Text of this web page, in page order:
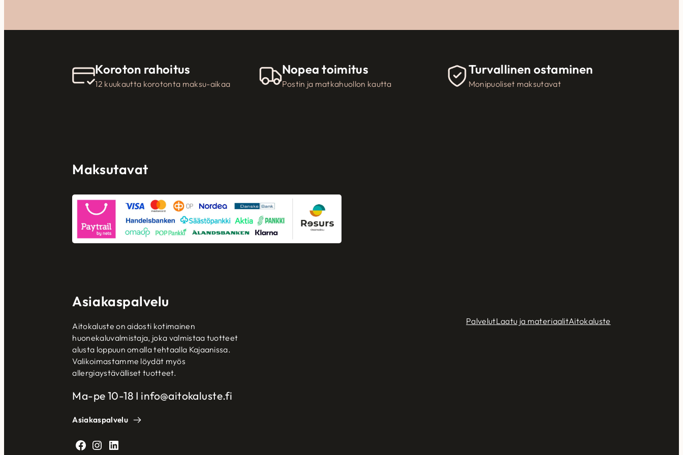
Koroton rahoitus
12 kuukautta korotonta maksu-aikaa
Nopea toimitus
Postin ja matkahuollon kautta
Turvallinen ostaminen
Monipuoliset maksutavat
Maksutavat
Asiakaspalvelu
Aitokaluste on aidosti kotimainen
huonekaluvalmistaja, joka valmistaa tuotteet
alusta loppuun omalla tehtaalla Kajaanissa.
Valikoimastamme löydät myös
allergiaystävälliset tuotteet.
Ma-pe 10-18 I info@aitokaluste.fi
Asiakaspalvelu
Facebook Instagram LinkedIn
PalvelutLaatu ja materiaalitAitokaluste